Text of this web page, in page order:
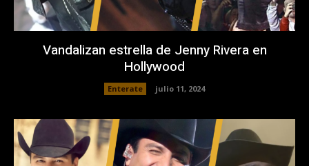
Vandalizan estrella de Jenny Rivera en
Hollywood
Enterate julio 11, 2024